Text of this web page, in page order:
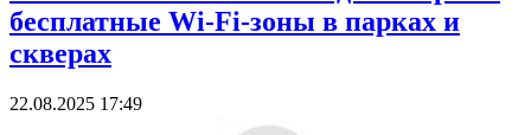
бесплатные Wi-Fi-зоны в парках и
скверах
22.08.2025 17:49